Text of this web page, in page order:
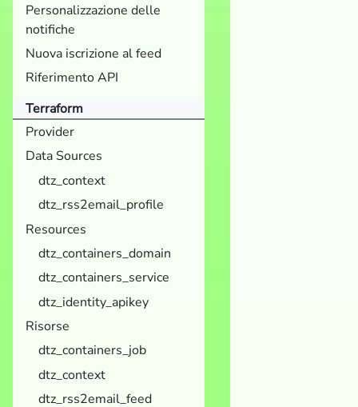
Personalizzazione delle
notifiche
Nuova iscrizione al feed
Riferimento API
Terraform
Provider
Data Sources
dtz_context
dtz_rss2email_profile
Resources
dtz_containers_domain
dtz_containers_service
dtz_identity_apikey
Risorse
dtz_containers_job
dtz_context
dtz_rss2email_feed